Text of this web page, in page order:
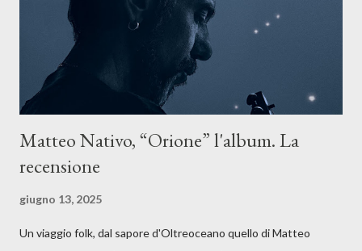
dichiarazione d’intenti: Cico Messina apre il suo nuovo percorso
artistico con una composizi...
Matteo Nativo, “Orione” l'album. La
recensione
giugno 13, 2025
Un viaggio folk, dal sapore d'Oltreoceano quello di Matteo